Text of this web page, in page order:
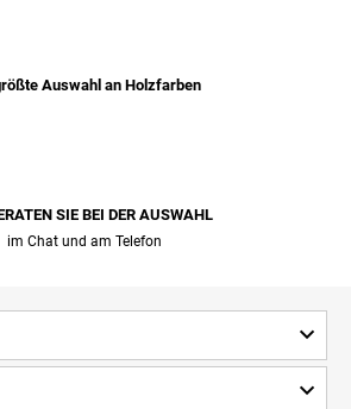
Auswahl an Holzfarben
SIE BEI ​​DER AUSWAHL
im Chat und am Telefon